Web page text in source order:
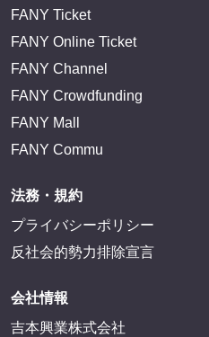
FANY Ticket
FANY Online Ticket
FANY Channel
FANY Crowdfunding
FANY Mall
FANY Commu
法務・規約
プライバシーポリシー
反社会的勢力排除宣言
会社情報
吉本興業株式会社